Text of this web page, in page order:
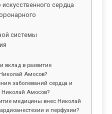
сердца
системы
вклад в развитие
Амосов?
заболеваний сердца и
Николай Амосов?
медицины внес Николай
и перфузии?